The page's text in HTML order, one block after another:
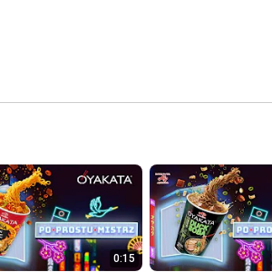
naszych produktów.
0:15